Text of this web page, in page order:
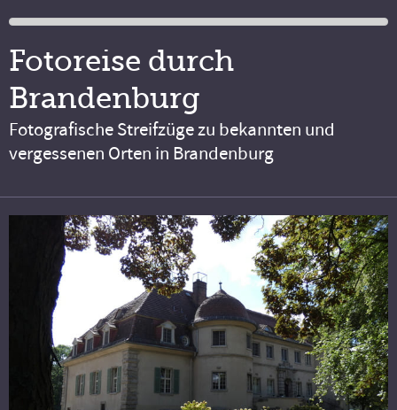
Fotoreise durch
Brandenburg
Fotografische Streifzüge zu bekannten und
vergessenen Orten in Brandenburg